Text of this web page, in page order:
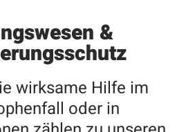
&
wirksame Hilfe im
oder in